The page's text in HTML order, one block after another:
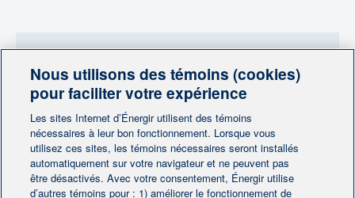
Besoin de plus d'information?
Contactez-nous
Contactez-nous
Nous utilisons des témoins (cookies)
pour faciliter votre expérience
Les sites Internet d’Énergir utilisent des témoins
nécessaires à leur bon fonctionnement. Lorsque vous
utilisez ces sites, les témoins nécessaires seront installés
automatiquement sur votre navigateur et ne peuvent pas
être désactivés. Avec votre consentement, Énergir utilise
d’autres témoins pour : 1) améliorer le fonctionnement de